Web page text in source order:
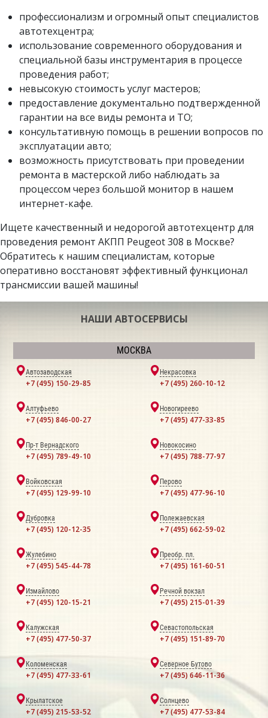
профессионализм и огромный опыт специалистов
автотехцентра;
использование современного оборудования и
специальной базы инструментария в процессе
проведения работ;
невысокую стоимость услуг мастеров;
предоставление документально подтвержденной
гарантии на все виды ремонта и ТО;
консультативную помощь в решении вопросов по
эксплуатации авто;
возможность присутствовать при проведении
ремонта в мастерской либо наблюдать за
процессом через большой монитор в нашем
интернет-кафе.
Ищете качественный и недорогой автотехцентр для
проведения ремонт АКПП Peugeot 308 в Москве?
Обратитесь к нашим специалистам, которые
оперативно восстановят эффективный функционал
трансмиссии вашей машины!
НАШИ АВТОСЕРВИСЫ
МОСКВА
Автозаводская
+7 (495) 150-29-85
Некрасовка
+7 (495) 260-10-12
Алтуфьево
+7 (495) 846-00-27
Новогиреево
+7 (495) 477-33-85
Пр-т Вернадского
+7 (495) 789-49-10
Новокосино
+7 (495) 788-77-97
Войковская
+7 (495) 129-99-10
Перово
+7 (495) 477-96-10
Дубровка
+7 (495) 120-12-35
Полежаевская
+7 (495) 662-59-02
Жулебино
+7 (495) 545-44-78
Преобр. пл.
+7 (495) 161-60-51
Измайлово
+7 (495) 120-15-21
Речной вокзал
+7 (495) 215-01-39
Калужская
+7 (495) 477-50-37
Севастопольская
+7 (495) 151-89-70
Коломенская
+7 (495) 477-33-61
Северное Бутово
+7 (495) 646-11-36
Крылатское
+7 (495) 215-53-52
Солнцево
+7 (495) 477-53-84